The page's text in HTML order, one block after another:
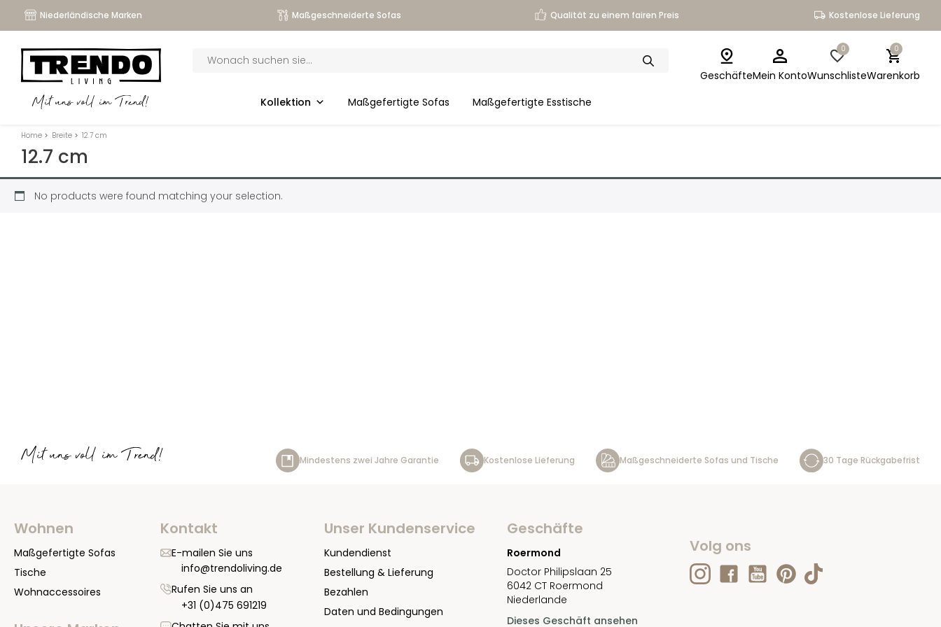
Niederländische Marken Maßgeschneiderte Sofas Qualität zu einem fairen Preis Kostenlose Lieferung
Mit uns voll im Trend!
search
Kollektion Maßgefertigte Sofas Maßgefertigte Esstische
GeschäfteMein Konto
0
Wunschliste
0
Warenkorb
Home > Breite > 12.7 cm
12.7 cm
No products were found matching your selection.
Mit uns voll im Trend! Mindestens zwei Jahre Garantie Kostenlose Lieferung Maßgeschneiderte Sofas und Tische 30 Tage Rückgabefrist
Wohnen
Maßgefertigte Sofas
Tische
Wohnaccessoires
Kontakt
E-mailen Sie uns
info@trendoliving.de
Rufen Sie uns an
+31 (0)475 691219
Unser Kundenservice
Kundendienst
Bestellung & Lieferung
Bezahlen
Daten und Bedingungen
Geschäfte
Roermond
Doctor Philipslaan 25
6042 CT Roermond
Niederlande
Dieses Geschäft ansehen
Volg ons